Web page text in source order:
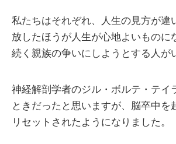
私たちはそれぞれ、人生の見方が違
放したほうが人生が心地よいものに
続く親族の争いにしようとする人が
神経解剖学者のジル・ボルテ・テイ
ときだったと思いますが、脳卒中を
リセットされたようになりました。